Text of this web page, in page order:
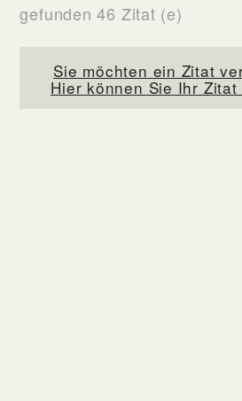
gefunden 46 Zitat (e)
Sie möchten ein Zitat
Hier können Sie Ihr Zitat